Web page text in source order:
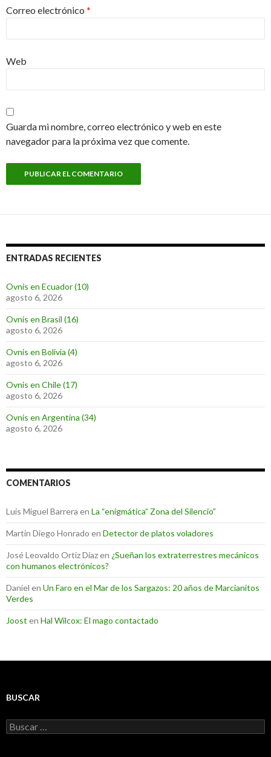
Correo electrónico *
Web
Guarda mi nombre, correo electrónico y web en este
navegador para la próxima vez que comente.
ENTRADAS RECIENTES
Ovnis en Ecuador (10)
agosto 6, 2026
Ovnis en Brasil (16)
agosto 6, 2026
Ovnis en Bolivia (4)
agosto 6, 2026
Ovnis en Chile (17)
agosto 6, 2026
Ovnis en Argentina (34)
agosto 6, 2026
COMENTARIOS
Luis Miguel Barrera en La “enigmática” Zona del Silencio”
Martin Diego Honrado en Detector de platos voladores
José Leovaldo Ortiz Díazen ¿Sueñan los extraterrestres mecánicos
con humanos electrónicos?
Daniel en Un Faro en el Mar de los Sargazos: 20 años de Marcianitos
Verdes
Joost en Hal Wilcox: El mago contactado
BUSCAR
Buscar: